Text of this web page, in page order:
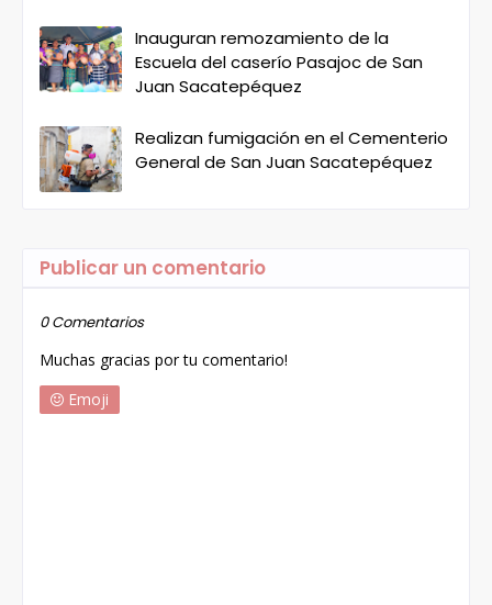
Inauguran remozamiento de la
Escuela del caserío Pasajoc de San
Juan Sacatepéquez
Realizan fumigación en el Cementerio
General de San Juan Sacatepéquez
Publicar un comentario
0 Comentarios
Muchas gracias por tu comentario!
Emoji